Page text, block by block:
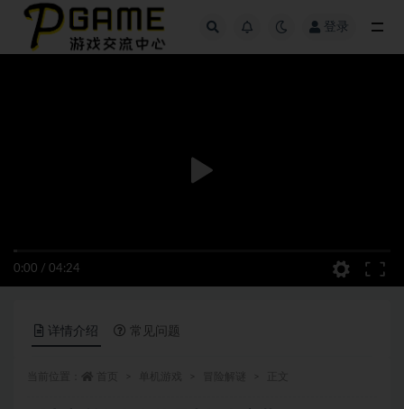
登录
0:00 / 04:24
详情介绍 常见问题
全部